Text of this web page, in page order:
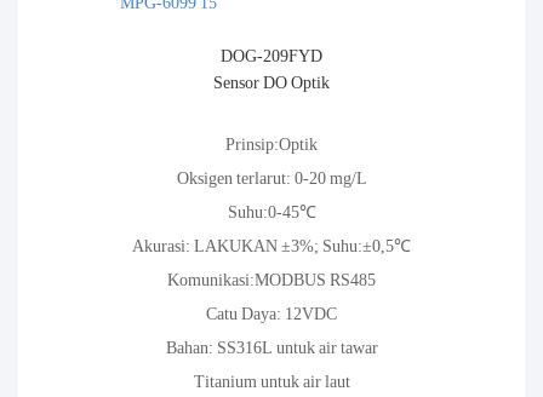
DOG-209FYD
Sensor DO Optik
Prinsip:Optik
Oksigen terlarut: 0-20 mg/L
Suhu:0-45℃
Akurasi: LAKUKAN ±3%; Suhu:±0,5℃
Komunikasi:MODBUS RS485
Catu Daya: 12VDC
Bahan: SS316L untuk air tawar
Titanium untuk air laut